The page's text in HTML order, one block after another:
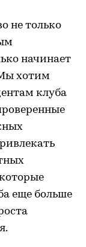
не только
начинает
хотим
клуба
еще больше